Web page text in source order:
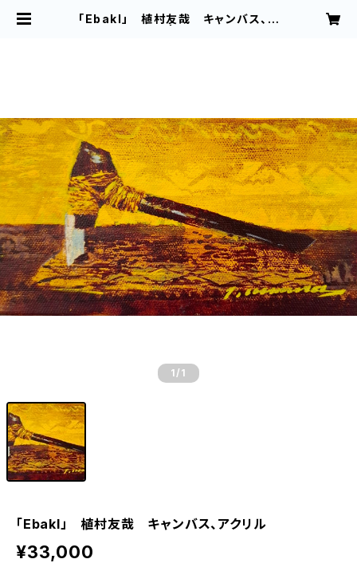
「Ebakl」 植村友哉 キャンバス、ア
1 /1
「Ebakl」 植村友哉 キャンバス、アクリル
¥33,000